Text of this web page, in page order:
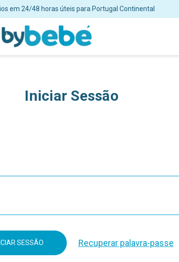
em 24/48 horas úteis para Portugal Continental
Iniciar Sessão
Recuperar palavra-passe